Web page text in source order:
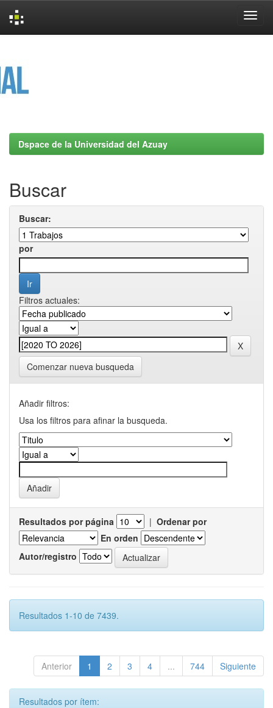
Dspace de la Universidad del Azuay
Buscar
Buscar:
por
Filtros actuales:
Comenzar nueva busqueda
Añadir filtros:
Usa los filtros para afinar la busqueda.
Resultados por página | Ordenar por
En orden
Autor/registro
Resultados 1-10 de 7439.
Anterior 1 2 3 4 ... 744 Siguiente
Resultados por ítem: